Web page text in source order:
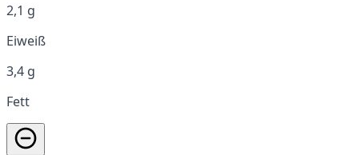
2,1 g
Eiweiß
3,4 g
Fett